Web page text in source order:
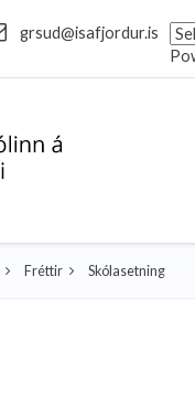
grsud@isafjordur.is
Fréttir Skólasetning